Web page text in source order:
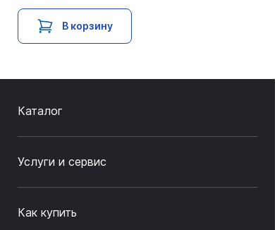
В корзину
Каталог
Услуги и сервис
Как купить